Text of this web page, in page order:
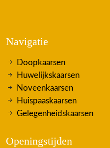
Navigatie
Doopkaarsen
Huwelijkskaarsen
Noveenkaarsen
Huispaaskaarsen
Gelegenheidskaarsen
Openingstijden